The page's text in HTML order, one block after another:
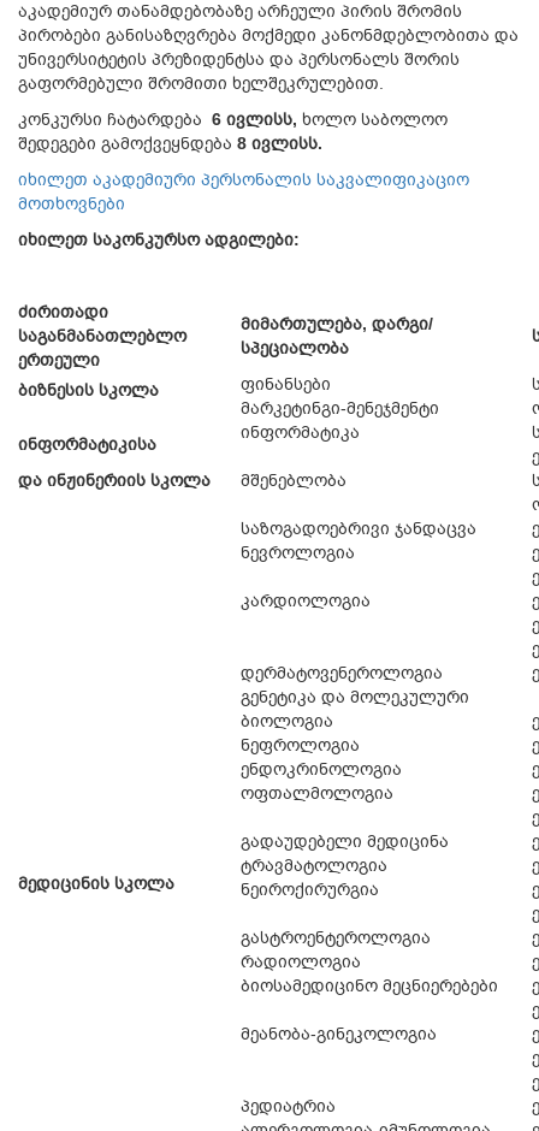
აკადემიურ თანამდებობაზე არჩეული პირის შრომის
პირობები განისაზღვრება მოქმედი კანონმდებლობითა და
უნივერსიტეტის პრეზიდენტსა და პერსონალს შორის
გაფორმებული შრომითი ხელშეკრულებით.
კონკურსი ჩატარდება 6 ივლისს, ხოლო საბოლოო
შედეგები გამოქვეყნდება 8 ივლისს.
იხილეთ აკადემიური პერსონალის საკვალიფიკაციო
მოთხოვნები
იხილეთ საკონკურსო ადგილები:
ძირითადი
საგანმანათლებლო
ერთეული
მიმართულება, დარგი/
სპეციალობა
ბიზნესის სკოლა ფინანსები
მარკეტინგი-მენეჯმენტი
ინფორმატიკისა
და ინჟინერიის სკოლა
ინფორმატიკა
მშენებლობა
მედიცინის სკოლა
საზოგადოებრივი ჯანდაცვა
ნევროლოგია
კარდიოლოგია
დერმატოვენეროლოგია
გენეტიკა და მოლეკულური
ბიოლოგია
ნეფროლოგია
ენდოკრინოლოგია
ოფთალმოლოგია
გადაუდებელი მედიცინა
ტრავმატოლოგია
ნეიროქირურგია
გასტროენტეროლოგია
რადიოლოგია
ბიოსამედიცინო მეცნიერებები
მეანობა-გინეკოლოგია
პედიატრია